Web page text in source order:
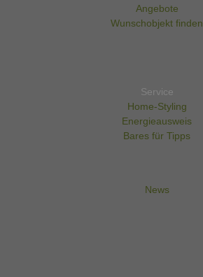
Angebote
Wunschobjekt finden
Service
Home-Styling
Energieausweis
Bares für Tipps
News